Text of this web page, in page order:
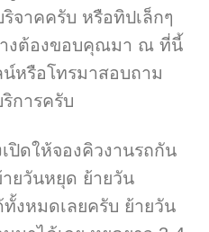
ริจาคครับ หรือทิปเล็กๆ
งต้องขอบคุณมา ณ ที่นี้
หรือโทรมาสอบถาม
การครับ
ให้จองคิวงานรถกัน
ยวันหยุด ย้ายวัน
งหมดเลยครับ ย้ายวัน